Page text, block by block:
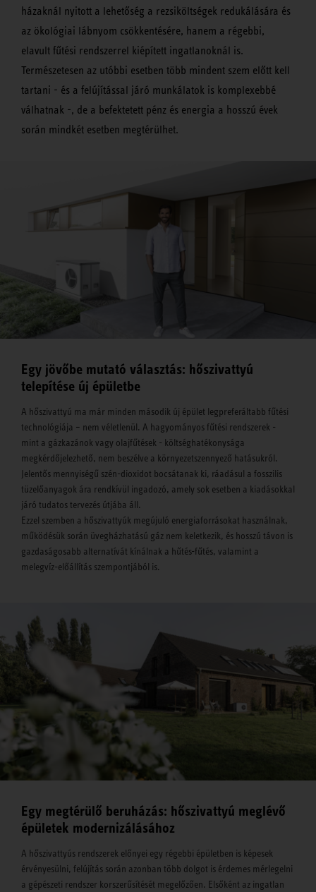
házaknál nyitott a lehetőség a rezsiköltségek redukálására és
az ökológiai lábnyom csökkentésére, hanem a régebbi,
elavult fűtési rendszerrel kiépített ingatlanoknál is.
Természetesen az utóbbi esetben több mindent szem előtt kell
tartani - és a felújítással járó munkálatok is komplexebbé
válhatnak -, de a befektetett pénz és energia a hosszú évek
során mindkét esetben megtérülhet.
Egy jövőbe mutató választás: hőszivattyú
telepítése új épületbe
A hőszivattyú ma már minden második új épület legpreferáltabb fűtési
technológiája – nem véletlenül. A hagyományos fűtési rendszerek -
mint a gázkazánok vagy olajfűtések - költséghatékonysága
megkérdőjelezhető, nem beszélve a környezetszennyező hatásukról.
Jelentős mennyiségű szén-dioxidot bocsátanak ki, ráadásul a fosszilis
tüzelőanyagok ára rendkívül ingadozó, amely sok esetben a kiadásokkal
járó tudatos tervezés útjába áll.
Ezzel szemben a hőszivattyúk megújuló energiaforrásokat használnak,
működésük során üvegházhatású gáz nem keletkezik, és hosszú távon is
gazdaságosabb alternatívát kínálnak a hűtés-fűtés, valamint a
melegvíz-előállítás szempontjából is.
Egy megtérülő beruházás: hőszivattyú meglévő
épületek modernizálásához
A hőszivattyús rendszerek előnyei egy régebbi épületben is képesek
érvényesülni, felújítás során azonban több dolgot is érdemes mérlegelni
a gépészeti rendszer korszerűsítését megelőzően. Elsőként az ingatlan